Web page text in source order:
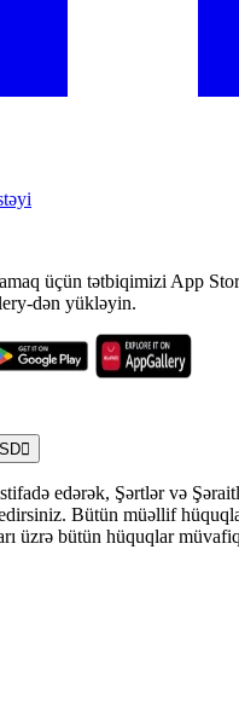
üçün tətbiqimizi App
dən yükləyin.
edərək, Şərtlər və
Bütün müəllif
üzrə bütün hüquqlar